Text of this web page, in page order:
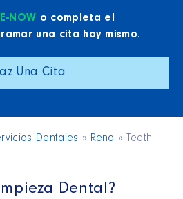
NOW o completa el
una cita hoy mismo.
Una Cita
Dentales » Reno » Teeth
Dental?